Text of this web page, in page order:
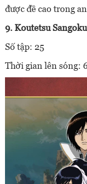
được đề cao trong
9. Koutetsu
Số tập: 25
Thời gian lên